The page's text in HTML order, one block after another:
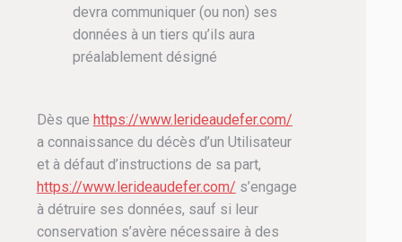
devra communiquer (ou non) ses
données à un tiers qu’ils aura
préalablement désigné
Dès que https://www.lerideaudefer.com/
a connaissance du décès d’un Utilisateur
et à défaut d’instructions de sa part,
https://www.lerideaudefer.com/ s’engage
à détruire ses données, sauf si leur
conservation s’avère nécessaire à des